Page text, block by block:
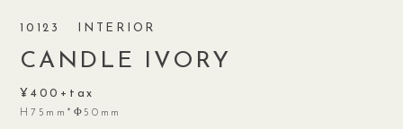
10123 INTERIOR
CANDLE IVORY
400
H75mm*Φ50mm